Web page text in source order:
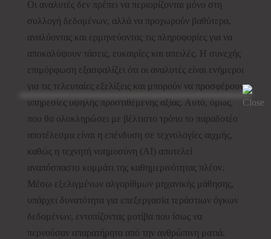
Οι αναλυτές δεν πρέπει να περιορίζονται μόνο στη
συλλογή δεδομένων, αλλά να προχωρούν βαθύτερα,
αναλύοντας και ερμηνεύοντας τις πληροφορίες για να
αποκαλύψουν τάσεις, ευκαιρίες και απειλές. Η συνεχής
επιμόρφωση εξασφαλίζει ότι οι αναλυτές είναι ενήμεροι
για τις τελευταίες εξελίξεις και μπορούν να προσφέρουν
υπηρεσίες υψηλής προστιθέμενης αξίας. Αυτό, όμως,
που θα ολοκληρώσει με βέλτιστο τρόπο το παραδοτέο
αποτέλεσμα είναι η επένδυση σε τεχνολογίες αιχμής,
καθώς η τεχνητή νοημοσύνη (AI) αποτελεί
αναπόσπαστο κομμάτι της καθημερινότητας πλέον.
Μέσω εξελιγμένων αλγορίθμων μηχανικής μάθησης,
υπάρχει δυνατότητα για επεξεργασία τεράστιων όγκων
δεδομένων, εντοπίζοντας μοτίβα που ίσως να
περνούσαν απαρατήρητα από την ανθρώπινη ματιά.